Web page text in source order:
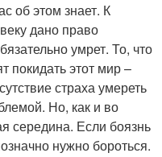
об этом знает. К
дано право
умрет. То, что
покидать этот мир –
страха умереть
Но, как и во
середина. Если боязнь
нужно бороться.